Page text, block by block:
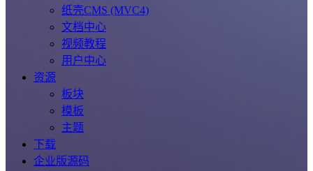
纸壳CMS (MVC4)
文档中心
视频教程
用户中心
资源
板块
模板
主题
下载
企业版源码